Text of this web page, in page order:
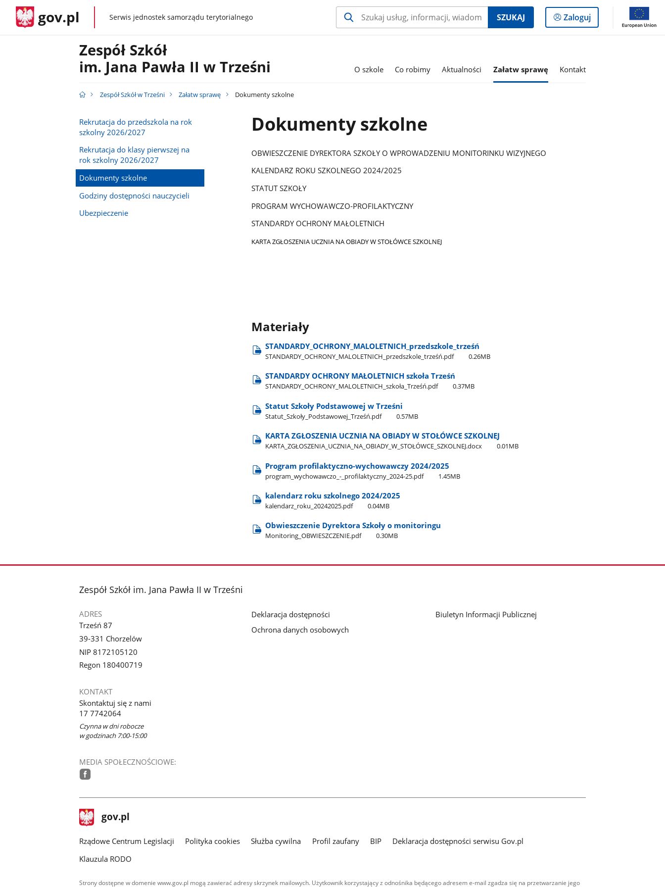
gov.pl gov.plSerwis jednostek samorządu terytorialnego SZUKAJ
Logowanie
do
Zaloguj
Zespół Szkół
im. Jana Pawła II w Trześni
O szkole Co robimy Aktualności Załatw sprawę Kontakt
Zespół Szkół w Trześni Załatw sprawę Dokumenty szkolne
Rekrutacja do przedszkola na rok
szkolny 2026/2027
Rekrutacja do klasy pierwszej na
rok szkolny 2026/2027
Dokumenty szkolne
Godziny dostępności nauczycieli
Ubezpieczenie
Dokumenty szkolne
OBWIESZCZENIE DYREKTORA SZKOŁY O WPROWADZENIU MONITORINKU WIZYJNEGO
KALENDARZ ROKU SZKOLNEGO 2024/2025
STATUT SZKOŁY
PROGRAM WYCHOWAWCZO-PROFILAKTYCZNY
STANDARDY OCHRONY MAŁOLETNICH
KARTA ZGŁOSZENIA UCZNIA NA OBIADY W STOŁÓWCE SZKOLNEJ
Materiały
STANDARDY​_OCHRONY​_MALOLETNICH​_przedszkole​_trześń
STANDARDY​_OCHRONY​_MALOLETNICH​_przedszkole​_trześń.pdf 0.26MB
STANDARDY OCHRONY MAŁOLETNICH szkoła Trześń
STANDARDY​_OCHRONY​_MALOLETNICH​_szkoła​_Trześń.pdf 0.37MB
Statut Szkoły Podstawowej w Trześni
Statut​_Szkoły​_Podstawowej​_Trześń.pdf 0.57MB
KARTA ZGŁOSZENIA UCZNIA NA OBIADY W STOŁÓWCE SZKOLNEJ
KARTA​_ZGŁOSZENIA​_UCZNIA​_NA​_OBIADY​_W​_STOŁÓWCE​_SZKOLNEJ.docx 0.01MB
Program profilaktyczno-wychowawczy 2024/2025
program​_wychowawczo​_-​_profilaktyczny​_2024-25.pdf 1.45MB
kalendarz roku szkolnego 2024/2025
kalendarz​_roku​_20242025.pdf 0.04MB
Obwieszczenie Dyrektora Szkoły o monitoringu
Monitoring​_OBWIESZCZENIE.pdf 0.30MB
stopka
Zespół Szkół im. Jana Pawła II w Trześni
ADRES
Trześń 87
39-331 Chorzelów
NIP 8172105120
Regon 180400719
KONTAKT
Skontaktuj się z nami
17 7742064
Czynna w dni robocze
w godzinach 7:00-15:00
MEDIA SPOŁECZNOŚCIOWE:
Deklaracja dostępności
Ochrona danych osobowych
Biuletyn Informacji Publicznej
stopka
gov.pl Strona
gov.pl
Rządowe Centrum Legislacji Polityka cookies Służba cywilna Profil zaufany BIP
Deklaracja dostępności serwisu Gov.pl
Klauzula RODO
Strony dostępne w domenie www.gov.pl mogą zawierać adresy skrzynek mailowych. Użytkownik korzystający z odnośnika będącego adresem e-mail zgadza się na przetwarzanie jego